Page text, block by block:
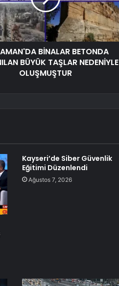
BİNALAR BETONDA
BÜYÜK TAŞLAR NEDENİYLE
OLUŞMUŞTUR
Kayseri’de Siber Güvenlik
Eğitimi Düzenlendi
Ağustos 7, 2026